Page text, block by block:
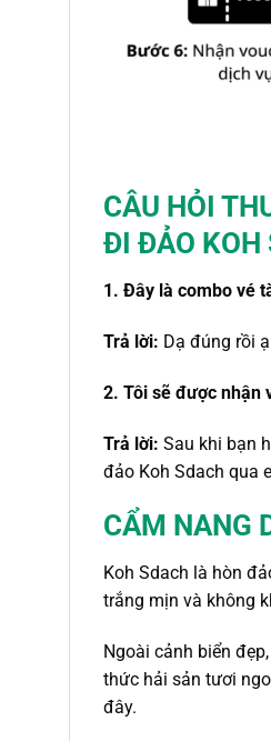
CÂU HỎI
ĐI ĐẢO KOH
1. Đây là combo vé
Trả lời: Dạ đúng rồi
2. Tôi sẽ được nhận
Trả lời: Sau khi bạn
đảo Koh Sdach qua
CẨM NANG
Koh Sdach là hòn
trắng mịn và không
Ngoài cảnh biển
thức hải sản tươi
đây.